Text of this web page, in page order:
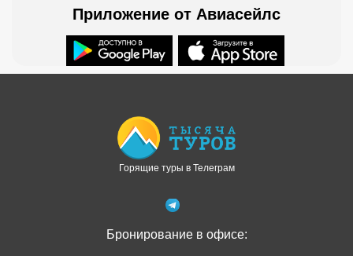
Приложение от Авиасейлс
Горящие туры в Телеграм
Бронирование в офисе: